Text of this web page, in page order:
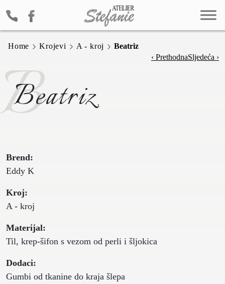
Home Krojevi A - kroj
Beatriz
‹ PrethodnaSljedeća ›
B
Beatriz
Brend:
Eddy K
Kroj:
A - kroj
Materijal:
Til, krep-šifon s vezom od perli i šljokica
Dodaci:
Gumbi od tkanine do kraja šlepa